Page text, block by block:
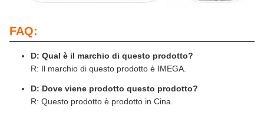
FAQ:
D: Qual è il marchio di questo prodotto?
R: Il marchio di questo prodotto è IMEGA.
D: Dove viene prodotto questo prodotto?
R: Questo prodotto è prodotto in Cina.